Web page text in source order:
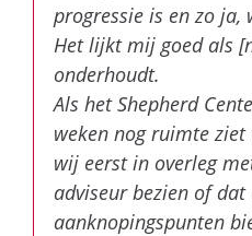
progressie is en zo ja,
Het lijkt mij goed als
onderhoudt.
Als het Shepherd
weken nog ruimte
wij eerst in overleg
adviseur bezien of
aanknopingspunten